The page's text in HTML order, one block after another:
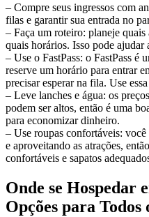
– Compre seus ingressos com
filas e garantir sua entrada no
– Faça um roteiro: planeje
quais horários. Isso pode
– Use o FastPass: o FastPass é
reserve um horário para entrar
precisar esperar na fila. Use
– Leve lanches e água: os
podem ser altos, então é uma
para economizar dinheiro.
– Use roupas confortáveis:
e aproveitando as atrações,
confortáveis e sapatos
Onde se Hospedar
Opções para Todos